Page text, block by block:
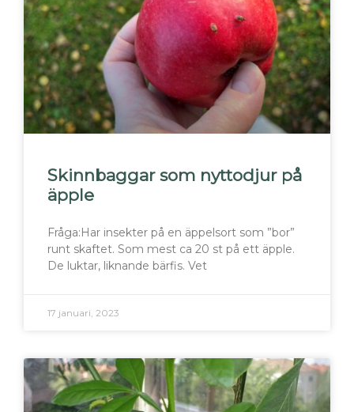
Skinnbaggar som nyttodjur på
äpple
Fråga:Har insekter på en äppelsort som ”bor”
runt skaftet. Som mest ca 20 st på ett äpple.
De luktar, liknande bärfis. Vet
17 januari, 2023